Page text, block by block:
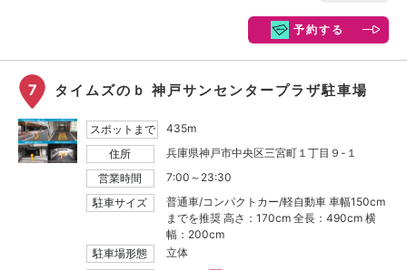
予約する
7 タイムズのｂ 神戸サンセンタープラザ駐車場
スポットまで
435m
住所
兵庫県神戸市中央区三宮町１丁目９-１
営業時間
7:00～23:30
駐車サイズ
普通車/コンパクトカー/軽自動車 車幅150cm
までを推奨 高さ：170cm 全長：490cm 横
幅：200cm
駐車場形態
立体